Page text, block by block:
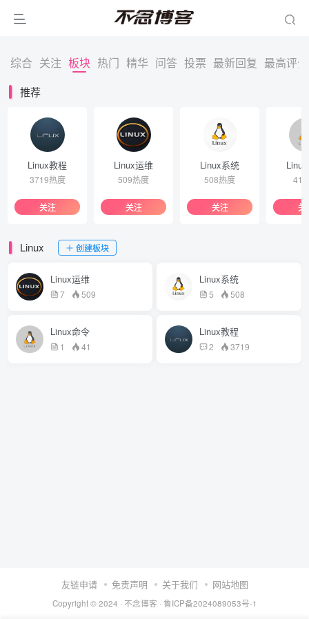
综合 关注 板块 热门 精华 问答 投票 最新回复 最高评分
推荐
Linux教程
3719热度
关注
Linux运维
509热度
关注
Linux系统
508热度
关注
41
关
Linux 创建板块
Linux运维
7 509
Linux系统
5 508
Linux命令
1 41
Linux教程
2 3719
友链申请 免责声明 关于我们 网站地图
Copyright © 2024 · 不念博客 · 鲁ICP备2024089053号-1